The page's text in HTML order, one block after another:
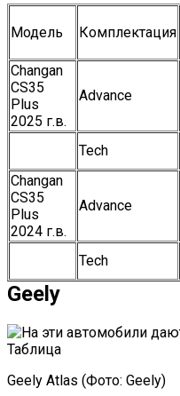
Модель Комплектация
Changan
CS35
Plus
2025 г.в.
Advance
Tech
Changan
CS35
Plus
2024 г.в.
Advance
Tech
Geely
Geely Atlas (Фото: Geely)